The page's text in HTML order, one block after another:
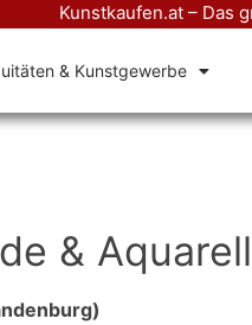
Kunstkaufen.at – Das
& Kunstgewerbe
&